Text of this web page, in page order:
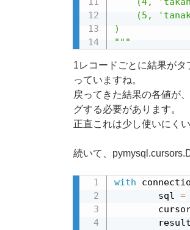
(5,
)
"""
1レコードごとに結果が
っていますね。
戻ってきた結果の各値が
グする必要があります。
正直これは少し使いにくい
続いて、
with
        sql
=